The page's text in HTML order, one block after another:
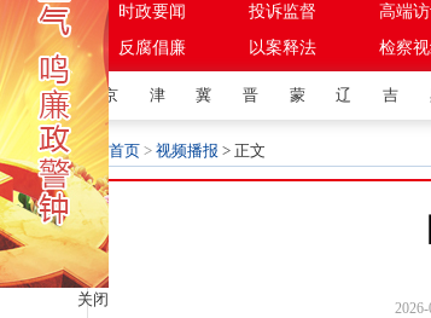
时政要闻 投诉监督 高端
反腐倡廉
以案释法 检察
京 津 冀 晋 蒙 辽 吉
首页 > 视频播报 > 正文
关闭